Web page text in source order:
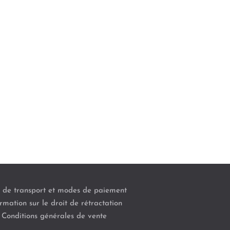
de transport et modes de paiement
sur le droit de rétractation
Conditions générales de vente